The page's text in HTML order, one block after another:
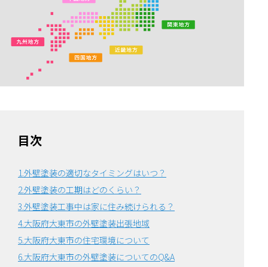
目次
1.外壁塗装の適切なタイミングはいつ？
2.外壁塗装の工期はどのくらい？
3.外壁塗装工事中は家に住み続けられる？
4.大阪府大東市の外壁塗装出張地域
5.大阪府大東市の住宅環境について
6.大阪府大東市の外壁塗装についてのQ&A